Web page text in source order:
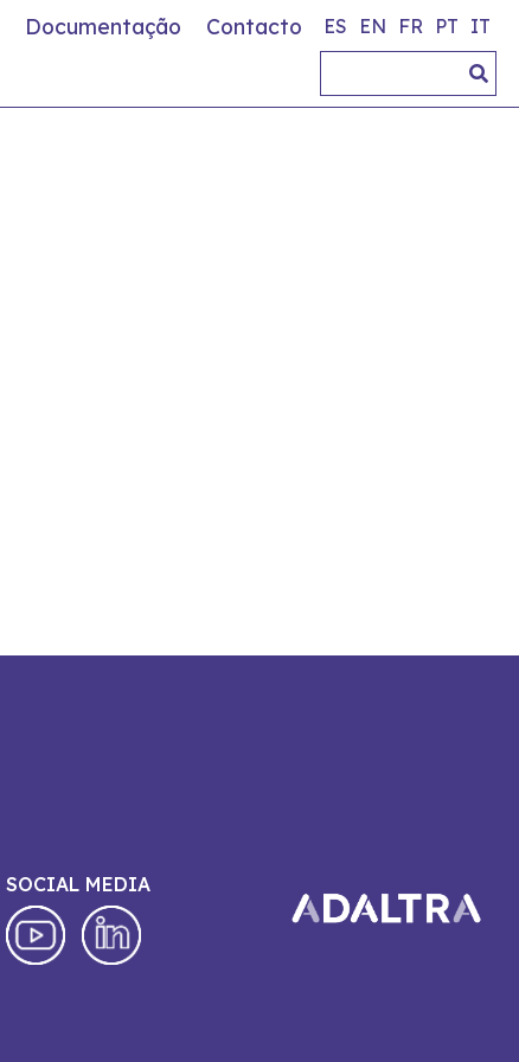
Documentação Contacto ES EN FR PT IT
SOCIAL MEDIA